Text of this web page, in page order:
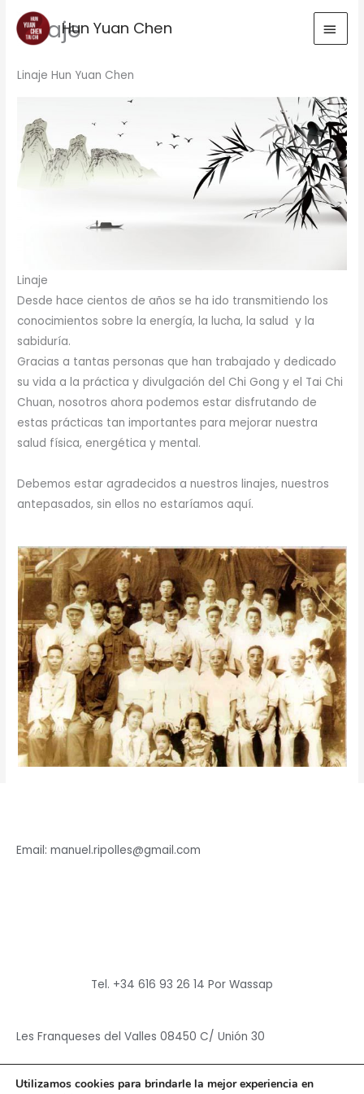
contenido
Hun Yuan Chen
Linaje
Linaje Hun Yuan Chen
Linaje
Desde hace cientos de años se ha ido transmitiendo los
conocimientos sobre la energía, la lucha, la salud y la
sabiduría.
Gracias a tantas personas que han trabajado y dedicado
su vida a la práctica y divulgación del Chi Gong y el Tai Chi
Chuan, nosotros ahora podemos estar disfrutando de
estas prácticas tan importantes para mejorar nuestra
salud física, energética y mental.
Debemos estar agradecidos a nuestros linajes, nuestros
antepasados, sin ellos no estaríamos aquí.
Email: manuel.ripolles@gmail.com
Tel. +34 616 93 26 14 Por Wassap
Les Franqueses del Valles 08450 C/ Unión 30
Utilizamos cookies para brindarle la mejor experiencia en